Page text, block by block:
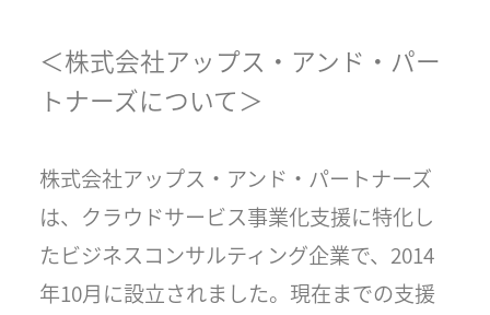
＜株式会社アップス・アンド・パー
トナーズについて＞
株式会社アップス・アンド・パートナーズ
は、クラウドサービス事業化支援に特化し
たビジネスコンサルティング企業で、2014
年10月に設立されました。現在までの支援